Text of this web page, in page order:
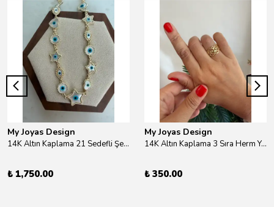
My Joyas Design
14K Altın Kaplama 21 Sedefli Şekiller Kolye 46cm
₺ 1,750.00
My Joyas Design
14K Altın Kaplama 3 Sıra Herm Yüzük Gold
₺ 350.00